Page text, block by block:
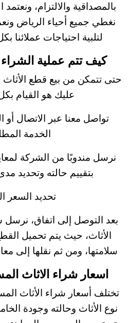
بالمصداقية والالتزام،
نغطي جميع أحياء الرياض
لتلبية احتياجات عملائنا
كيف تتم عملية
حتى تتمكن من بيع قطع الأثاث
عليك هو القيام
تواصل معنا عبر الاتصال أو
الخدمة
نرسل مندوبًا من الشركة
بتقييم حالته وتحديد
تحديد السعر
بعد التوصل إلى اتفاق، نرسل
الأثاث، حيث يتم تحميل
سلامتها، ومن ثم نقلها إلى
اسعار شراء الاثاث
تختلف أسعار شراء الأثاث
نوع الأثاث وحالته وجودة